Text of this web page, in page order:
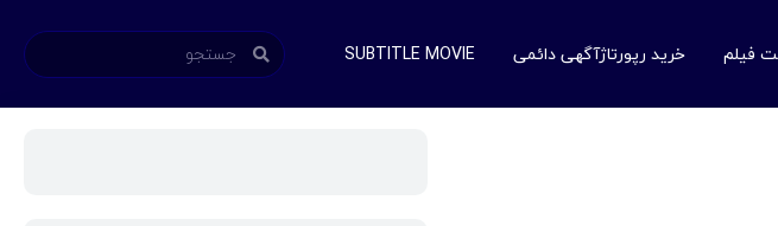
فیلم خرید رپورتاژآگهی دائمی SUBTITLE MOVIE